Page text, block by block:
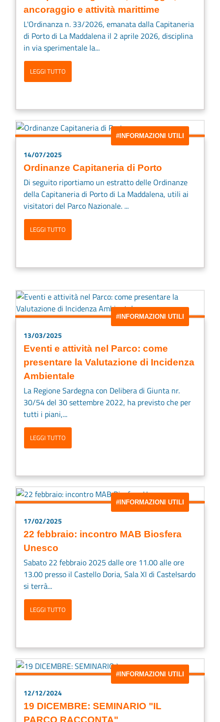
ancoraggio e attività marittime
L'Ordinanza n. 33/2026, emanata dalla Capitaneria
di Porto di La Maddalena il 2 aprile 2026, disciplina
in via sperimentale la...
LEGGI TUTTO
#INFORMAZIONI UTILI
14/07/2025
Ordinanze Capitaneria di Porto
Di seguito riportiamo un estratto delle Ordinanze
della Capitaneria di Porto di La Maddalena, utili ai
visitatori del Parco Nazionale. ...
LEGGI TUTTO
#INFORMAZIONI UTILI
13/03/2025
Eventi e attività nel Parco: come
presentare la Valutazione di Incidenza
Ambientale
La Regione Sardegna con Delibera di Giunta nr.
30/54 del 30 settembre 2022, ha previsto che per
tutti i piani,...
LEGGI TUTTO
#INFORMAZIONI UTILI
17/02/2025
22 febbraio: incontro MAB Biosfera
Unesco
Sabato 22 febbraio 2025 dalle ore 11.00 alle ore
13.00 presso il Castello Doria, Sala XI di Castelsardo
si terrà...
LEGGI TUTTO
#INFORMAZIONI UTILI
12/12/2024
19 DICEMBRE: SEMINARIO "IL
PARCO RACCONTA"